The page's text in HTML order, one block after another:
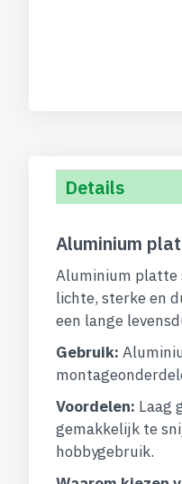
Details
Aluminium
Aluminium platte
lichte, sterke en
een lange
Gebruik:
Voordelen: Laag
gemakkelijk te
hobbygebruik.